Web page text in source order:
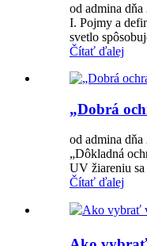
od admina
I. Pojmy a
svetlo
Čítať ďalej
„Dobrá
od admina dňa
„Dôkladná
UV žiareniu
Čítať ďalej